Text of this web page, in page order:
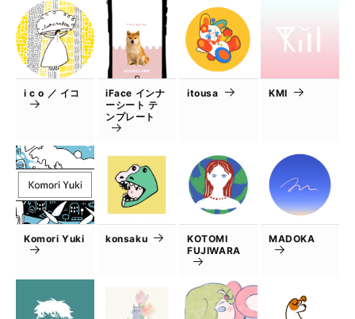
i c o ／ イコ
iFace インナ
ーシート テ
ンプレート
itousa KMI
Komori Yuki konsaku
KOTOMI
FUJIWARA
MADOKA